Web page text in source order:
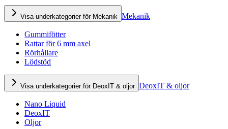
Visa underkategorier för Mekanik Mekanik
Gummifötter
Rattar för 6 mm axel
Rörhållare
Lödstöd
Visa underkategorier för DeoxIT & oljor DeoxIT & oljor
Nano Liquid
DeoxIT
Oljor